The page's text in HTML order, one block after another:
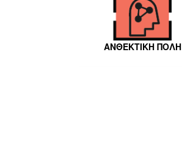
ΑΝΘΕΚΤΙΚΗ ΠΟΛΗ